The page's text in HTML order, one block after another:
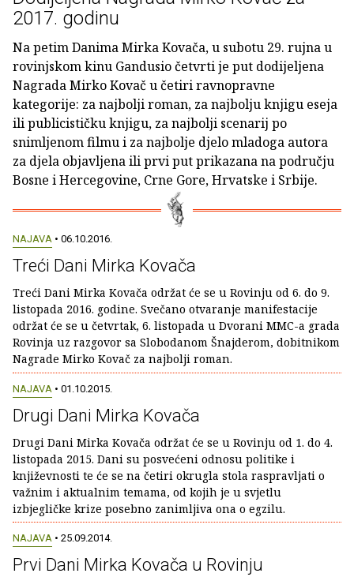
2017. godinu
Na petim Danima Mirka Kovača, u subotu 29. rujna u
rovinjskom kinu Gandusio četvrti je put dodijeljena
Nagrada Mirko Kovač u četiri ravnopravne
kategorije: za najbolji roman, za najbolju knjigu eseja
ili publicističku knjigu, za najbolji scenarij po
snimljenom filmu i za najbolje djelo mladoga autora
za djela objavljena ili prvi put prikazana na području
Bosne i Hercegovine, Crne Gore, Hrvatske i Srbije.
NAJAVA • 06.10.2016.
Treći Dani Mirka Kovača
Treći Dani Mirka Kovača održat će se u Rovinju od 6. do 9.
listopada 2016. godine. Svečano otvaranje manifestacije
održat će se u četvrtak, 6. listopada u Dvorani MMC-a grada
Rovinja uz razgovor sa Slobodanom Šnajderom, dobitnikom
Nagrade Mirko Kovač za najbolji roman.
NAJAVA • 01.10.2015.
Drugi Dani Mirka Kovača
Drugi Dani Mirka Kovača održat će se u Rovinju od 1. do 4.
listopada 2015. Dani su posvećeni odnosu politike i
književnosti te će se na četiri okrugla stola raspravljati o
važnim i aktualnim temama, od kojih je u svjetlu
izbjegličke krize posebno zanimljiva ona o egzilu.
NAJAVA • 25.09.2014.
Prvi Dani Mirka Kovača u Rovinju